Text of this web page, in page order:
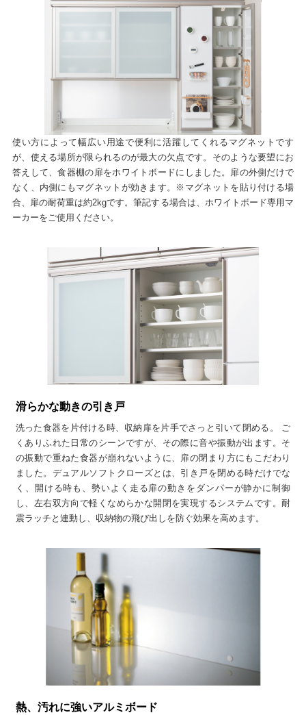
使い方によって幅広い用途で便利に活躍してくれるマグネットです
が、使える場所が限られるのが最大の欠点です。そのような要望にお
答えして、食器棚の扉をホワイトボードにしました。扉の外側だけで
なく、内側にもマグネットが効きます。※マグネットを貼り付ける場
合、扉の耐荷重は約2kgです。筆記する場合は、ホワイトボード専用マ
ーカーをご使用ください。
滑らかな動きの引き戸
洗った食器を片付ける時、収納扉を片手でさっと引いて閉める。 ご
くありふれた日常のシーンですが、その際に音や振動が出ます。そ
の振動で重ねた食器が崩れないように、扉の閉まり方にもこだわり
ました。デュアルソフトクローズとは、引き戸を閉める時だけでな
く、開ける時も、勢いよく走る扉の動きをダンパーが静かに制御
し、左右双方向で軽くなめらかな開閉を実現するシステムです。耐
震ラッチと連動し、収納物の飛び出しを防ぐ効果を高めます。
熱、汚れに強いアルミボード